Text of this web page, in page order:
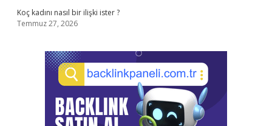
Koç kadını nasıl bir ilişki ister ?
Temmuz 27, 2026